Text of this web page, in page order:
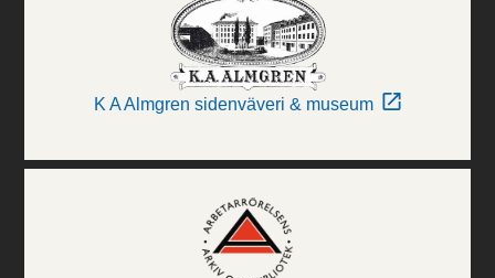
K A Almgren sidenväveri & museum